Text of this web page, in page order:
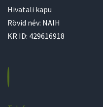
Hivatali kapu
Rövid név: NAIH
KR ID: 429616918